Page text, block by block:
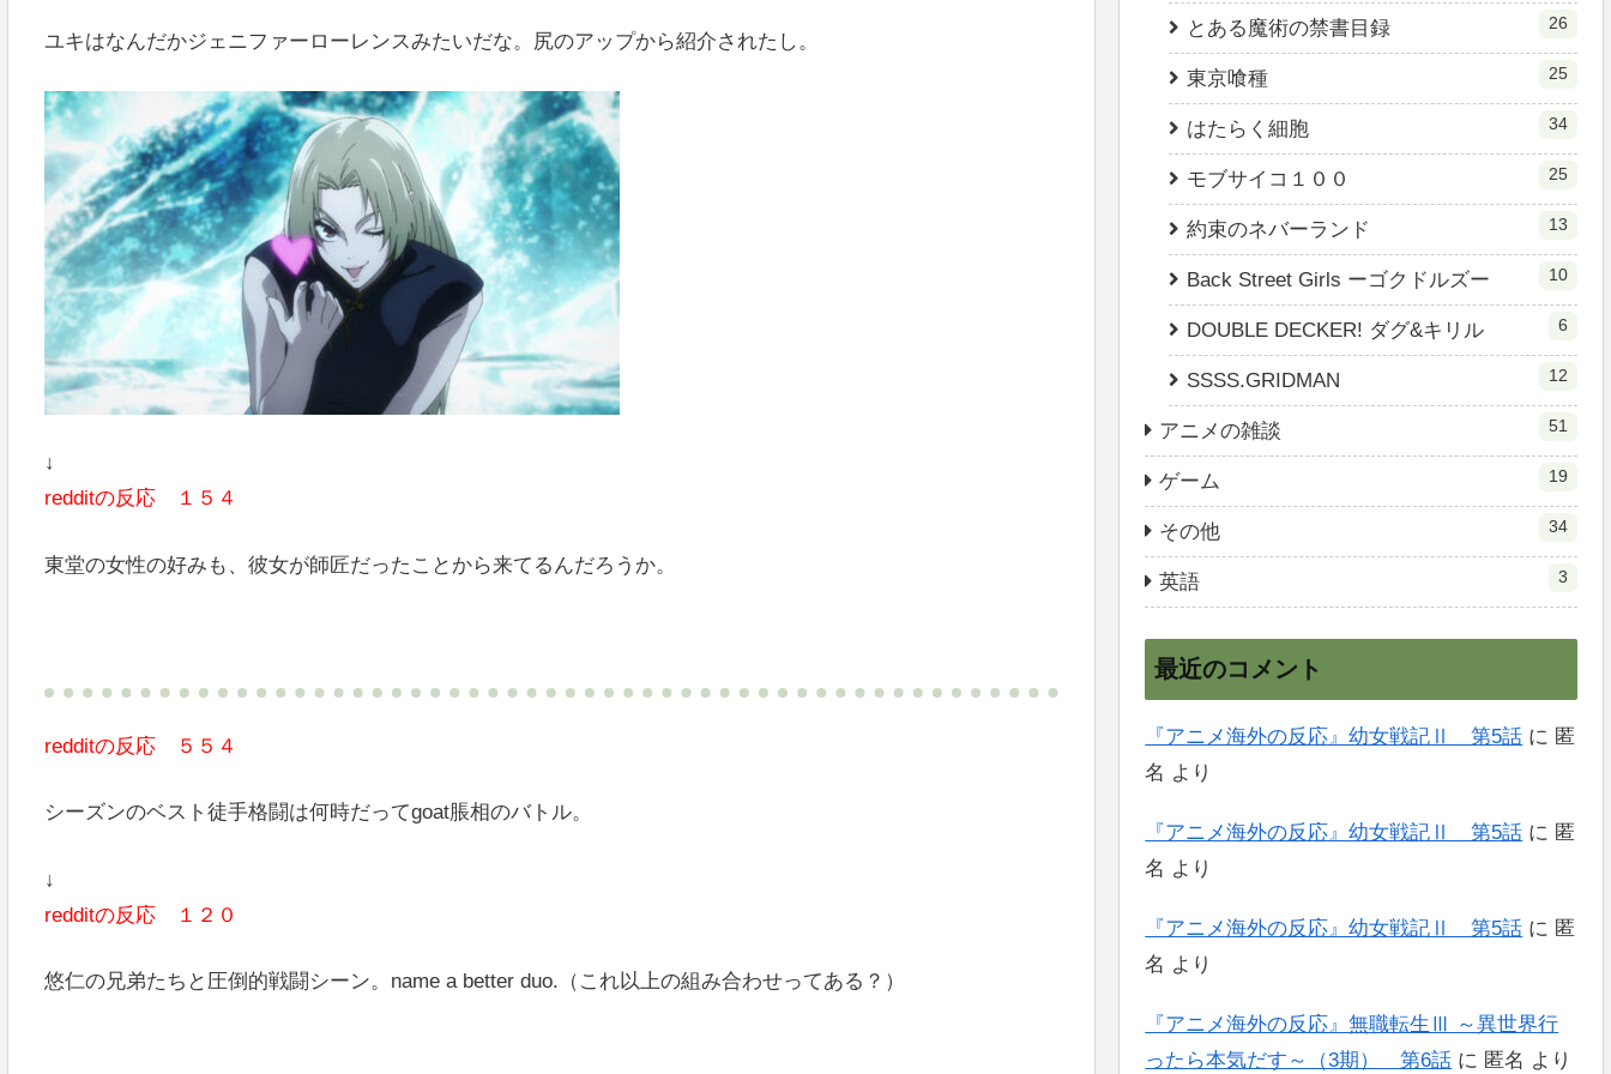
ユキはなんだかジェニファーローレンスみたいだな。尻のアップから紹介されたし。
↓
redditの反応 １５４
東堂の女性の好みも、彼女が師匠だったことから来てるんだろうか。
redditの反応 ５５４
シーズンのベスト徒手格闘は何時だってgoat脹相のバトル。
↓
redditの反応 １２０
悠仁の兄弟たちと圧倒的戦闘シーン。name a better duo.（これ以上の組み合わせってある？）
とある魔術の禁書目録 26
東京喰種 25
はたらく細胞 34
モブサイコ１００ 25
約束のネバーランド 13
Back Street Girls ーゴクドルズー 10
DOUBLE DECKER! ダグ&キリル 6
SSSS.GRIDMAN 12
アニメの雑談 51
ゲーム 19
その他 34
英語 3
最近のコメント
『アニメ海外の反応』幼女戦記Ⅱ 第5話 に 匿
名 より
『アニメ海外の反応』幼女戦記Ⅱ 第5話 に 匿
名 より
『アニメ海外の反応』幼女戦記Ⅱ 第5話 に 匿
名 より
『アニメ海外の反応』無職転生Ⅲ ～異世界行
ったら本気だす～（3期） 第6話 に 匿名 より